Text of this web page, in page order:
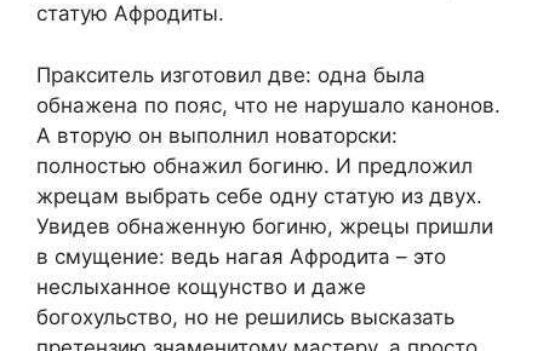
статую Афродиты.
Пракситель изготовил две: одна была
обнажена по пояс, что не нарушало канонов.
А вторую он выполнил новаторски:
полностью обнажил богиню. И предложил
жрецам выбрать себе одну статую из двух.
Увидев обнаженную богиню, жрецы пришли
в смущение: ведь нагая Афродита – это
неслыханное кощунство и даже
богохульство, но не решились высказать